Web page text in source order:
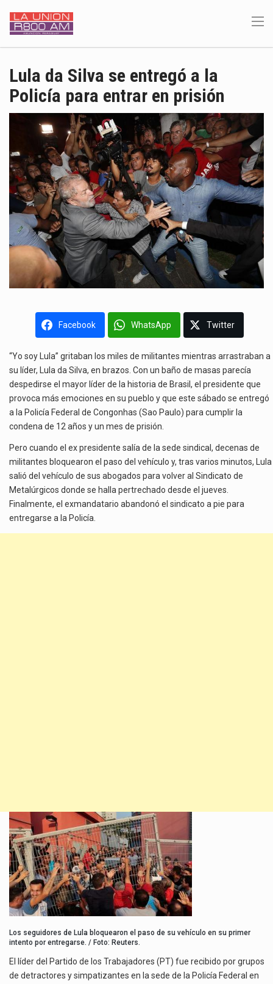
Lula da Silva se entregó a la
Policía para entrar en prisión
Facebook WhatsApp Twitter
“Yo soy Lula” gritaban los miles de militantes mientras arrastraban a
su líder, Lula da Silva, en brazos. Con un baño de masas parecía
despedirse el mayor líder de la historia de Brasil, el presidente que
provoca más emociones en su pueblo y que este sábado se entregó
a la Policía Federal de Congonhas (Sao Paulo) para cumplir la
condena de 12 años y un mes de prisión.
Pero cuando el ex presidente salía de la sede sindical, decenas de
militantes bloquearon el paso del vehículo y, tras varios minutos, Lula
salió del vehículo de sus abogados para volver al Sindicato de
Metalúrgicos donde se halla pertrechado desde el jueves.
Finalmente, el exmandatario abandonó el sindicato a pie para
entregarse a la Policía.
Los seguidores de Lula bloquearon el paso de su vehículo en su primer
intento por entregarse. / Foto: Reuters.
El líder del Partido de los Trabajadores (PT) fue recibido por grupos
de detractores y simpatizantes en la sede de la Policía Federal en